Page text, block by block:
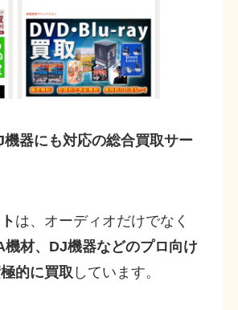
器にも対応の総合買取サー
は、オーディオだけでなく
機材、DJ機器などのプロ向け
的に買取 しています。